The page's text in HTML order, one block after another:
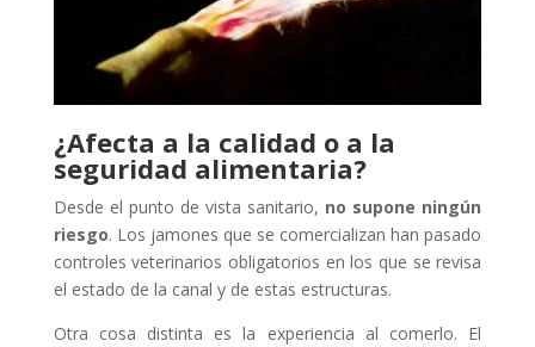
¿Afecta a la calidad o a la
seguridad alimentaria?
Desde el punto de vista sanitario, no supone ningún
riesgo. Los jamones que se comercializan han pasado
controles veterinarios obligatorios en los que se revisa
el estado de la canal y de estas estructuras.
Otra cosa distinta es la experiencia al comerlo. El